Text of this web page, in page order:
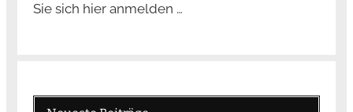
Sie sich hier anmelden …